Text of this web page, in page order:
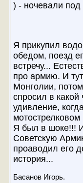
) - ночевали
Я прикупил
обедом, поезд
встречу...
про армию. И
Монголии,
спросил в
удивление,
Я был в шоке!!!
Советскую
проаводил его
история...
Басанов Игорь.